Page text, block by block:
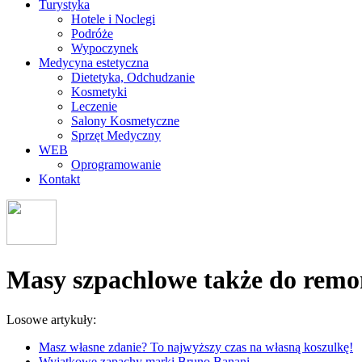
Turystyka
Hotele i Noclegi
Podróże
Wypoczynek
Medycyna estetyczna
Dietetyka, Odchudzanie
Kosmetyki
Leczenie
Salony Kosmetyczne
Sprzęt Medyczny
WEB
Oprogramowanie
Kontakt
Masy szpachlowe także do
Losowe artykuły:
Masz własne zdanie? To najwyższy czas na własną koszulkę!